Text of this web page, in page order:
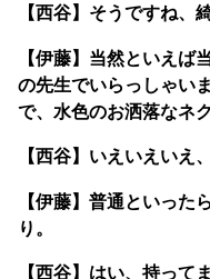
【西谷】そうですね、
【伊藤】当然といえば
の先生でいらっしゃい
で、水色のお洒落なネ
【西谷】いえいえいえ
【伊藤】普通といった
り。
【西谷】はい、持って